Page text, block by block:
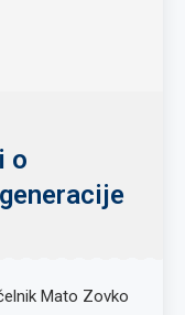
o
Mato Zovko